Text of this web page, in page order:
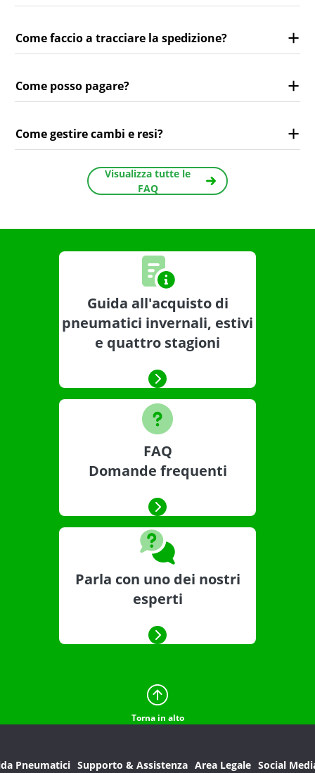
Come faccio a tracciare la spedizione?
Come posso pagare?
Come gestire cambi e resi?
Visualizza tutte le
FAQ
Guida all'acquisto di
pneumatici invernali, estivi
e quattro stagioni
FAQ
Domande frequenti
Parla con uno dei nostri
esperti
Torna in alto
Pneumatici Supporto & Assistenza Area Legale Social